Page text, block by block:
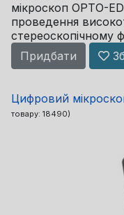
мікроскоп OPTO-
проведення
стереоскопічному
бінокулярній
можливості
Придбати
Цифровий
товару: 18490)